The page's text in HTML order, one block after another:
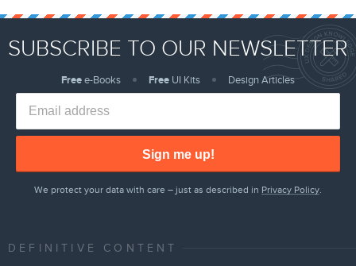
SUBSCRIBE TO OUR NEWSLETTER
Freee-Books Free UI Kits Design Articles
Sign me up!
We protect your data with care – just as described in Privacy Policy
DEFINITIVE CONTENT